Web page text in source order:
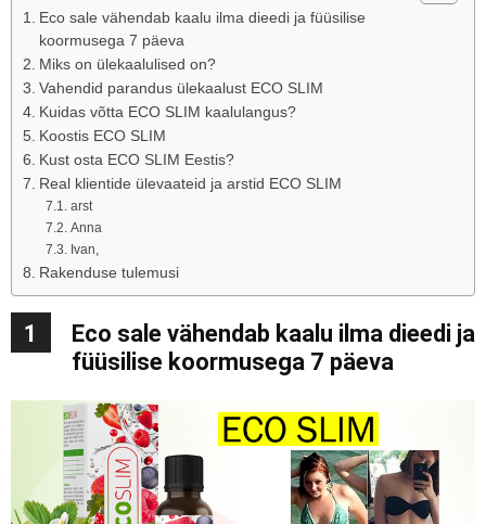
Eco sale vähendab kaalu ilma dieedi ja füüsilise
koormusega 7 päeva
Miks on ülekaalulised on?
Vahendid parandus ülekaalust ECO SLIM
Kuidas võtta ECO SLIM kaalulangus?
Koostis ECO SLIM
Kust osta ECO SLIM Eestis?
Real klientide ülevaateid ja arstid ECO SLIM
arst
Anna
Ivan,
Rakenduse tulemusi
1
Eco sale vähendab kaalu ilma dieedi ja
füüsilise koormusega 7 päeva